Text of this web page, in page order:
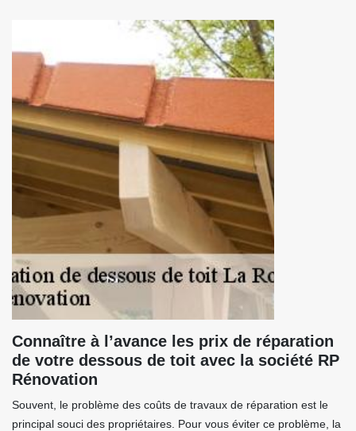
Connaître à l’avance les prix de réparation
de votre dessous de toit avec la société RP
Rénovation
Souvent, le problème des coûts de travaux de réparation est le
principal souci des propriétaires. Pour vous éviter ce problème, la